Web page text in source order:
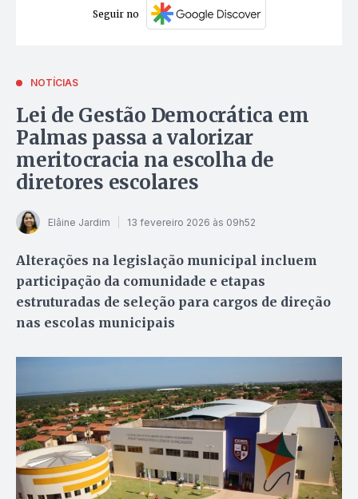
Seguir no
NOTÍCIAS
Lei de Gestão Democrática em
Palmas passa a valorizar
meritocracia na escolha de
diretores escolares
Elâine Jardim 13 fevereiro 2026 às 09h52
Alterações na legislação municipal incluem
participação da comunidade e etapas
estruturadas de seleção para cargos de direção
nas escolas municipais